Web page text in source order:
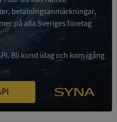
betalningsanmärkningar,
på alla Sveriges företag
Bli kund idag och kom igång
Oklassificerade